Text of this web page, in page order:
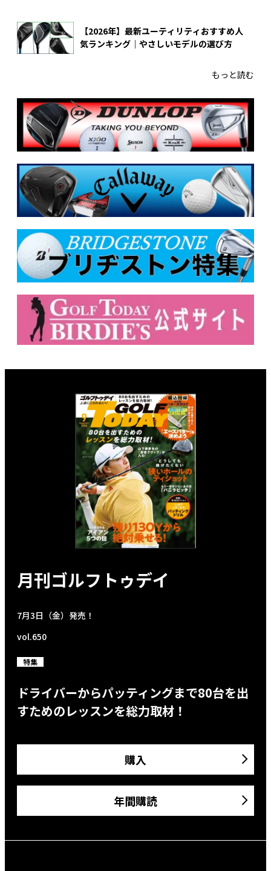
【2026年】最新ユーティリティおすすめ人
気ランキング｜やさしいモデルの選び方
もっと読む
月刊ゴルフトゥデイ
7月3日（金）発売！
vol.650
特集
ドライバーからパッティングまで80台を出
すためのレッスンを総力取材！
購入
年間購読